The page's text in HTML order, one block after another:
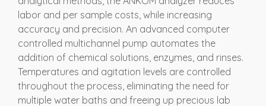
labor and per sample costs, while increasing
accuracy and precision. An advanced computer
controlled multichannel pump automates the
addition of chemical solutions, enzymes, and rinses.
Temperatures and agitation levels are controlled
throughout the process, eliminating the need for
multiple water baths and freeing up precious lab